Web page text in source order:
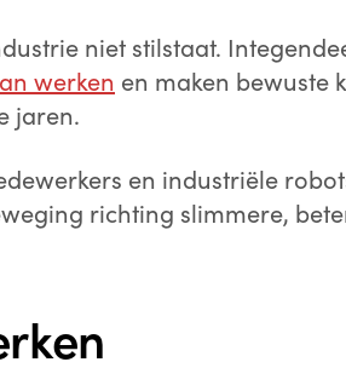
niet stilstaat.
werken en maken bewuste
jaren.
en industriële
richting slimmere,